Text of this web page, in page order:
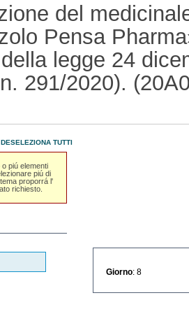
del
Pensa
legge 24
291/2020).
DESELEZIONA TUTTI
piú elementi
piú di
proporrá l'
richiesto.
Giorno : 8